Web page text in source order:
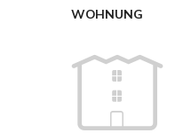
WOHNUNG